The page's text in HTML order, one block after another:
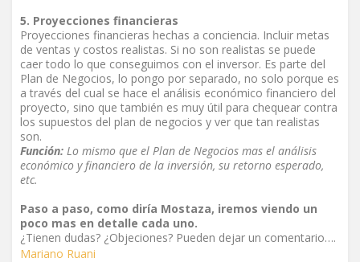
5. Proyecciones financieras
Proyecciones financieras hechas a conciencia. Incluir metas
de ventas y costos realistas. Si no son realistas se puede
caer todo lo que conseguimos con el inversor. Es parte del
Plan de Negocios, lo pongo por separado, no solo porque es
a través del cual se hace el análisis económico financiero del
proyecto, sino que también es muy útil para chequear contra
los supuestos del plan de negocios y ver que tan realistas
son.
Función: Lo mismo que el Plan de Negocios mas el análisis
económico y financiero de la inversión, su retorno esperado,
etc.
Paso a paso, como diría Mostaza, iremos viendo un
poco mas en detalle cada uno.
¿Tienen dudas? ¿Objeciones? Pueden dejar un comentario….
Mariano Ruani